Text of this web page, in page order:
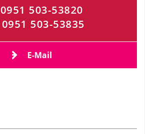
0951 503-53820
0951 503-53835
E-Mail